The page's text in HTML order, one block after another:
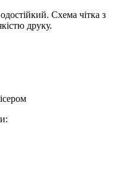
Схема чітка з
друку.